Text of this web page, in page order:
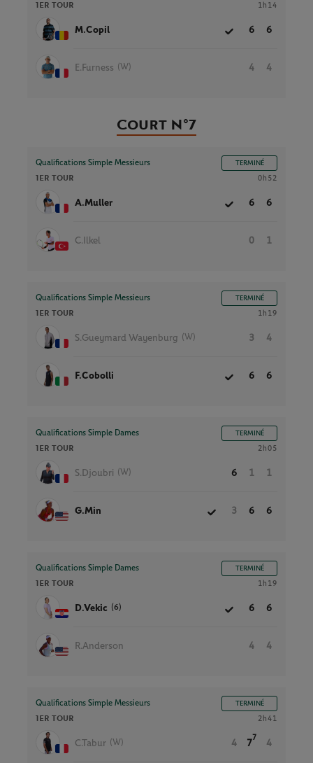
1ER TOUR 1h14
M.Copil 6 6
E.Furness (W) 4 4
Court N°7
Qualifications Simple Messieurs TERMINÉ
1ER TOUR 0h52
A.Muller 6 6
C.Ilkel 0 1
Qualifications Simple Messieurs TERMINÉ
1ER TOUR 1h19
S.Gueymard Wayenburg (W) 3 4
F.Cobolli 6 6
Qualifications Simple Dames TERMINÉ
1ER TOUR 2h05
S.Djoubri (W) 6 1 1
G.Min 3 6 6
Qualifications Simple Dames TERMINÉ
1ER TOUR 1h19
D.Vekic (6) 6 6
R.Anderson 4 4
Qualifications Simple Messieurs TERMINÉ
1ER TOUR 2h41
C.Tabur (W) 4 7
7
4